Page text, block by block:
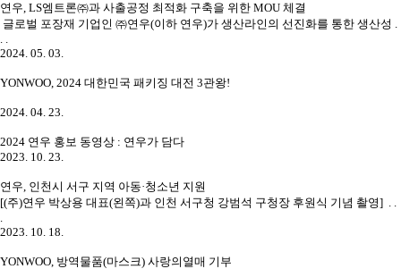
연우, LS엠트론㈜과 사출공정 최적화 구축을 위한 MOU 체결
글로벌 포장재 기업인 ㈜연우(이하 연우)가 생산라인의 선진화를 통한 생산성 .
. .
2024. 05. 03.
YONWOO, 2024 대한민국 패키징 대전 3관왕!
2024. 04. 23.
2024 연우 홍보 동영상 : 연우가 담다
2023. 10. 23.
연우, 인천시 서구 지역 아동·청소년 지원
[(주)연우 박상용 대표(왼쪽)과 인천 서구청 강범석 구청장 후원식 기념 촬영] . .
.
2023. 10. 18.
YONWOO, 방역물품(마스크) 사랑의열매 기부